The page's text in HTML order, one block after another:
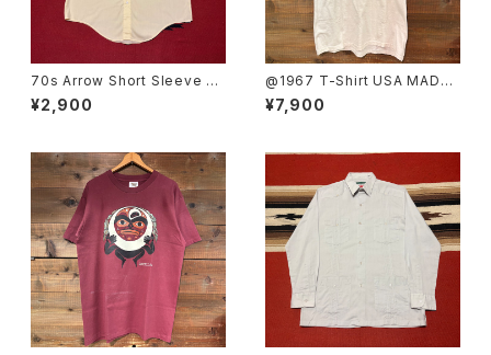
70s Arrow Short Sleeve Sh
irt size 17
¥2,900
@1967 T-Shirt USA MADE
SIZE:L
¥7,900